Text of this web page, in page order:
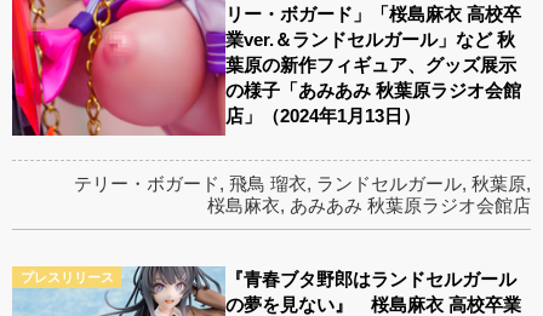
リー・ボガード」「桜島麻衣 高校卒
業ver.＆ランドセルガール」など 秋
葉原の新作フィギュア、グッズ展示
の様子「あみあみ 秋葉原ラジオ会館
店」（2024年1月13日）
テリー・ボガード, 飛鳥 瑠衣, ランドセルガール, 秋葉原,
桜島麻衣, あみあみ 秋葉原ラジオ会館店
プレスリリース
『青春ブタ野郎はランドセルガール
の夢を見ない』 桜島麻衣 高校卒業